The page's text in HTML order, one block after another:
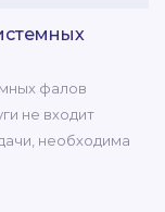
фалов
не входит
необходима